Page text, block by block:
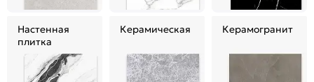
Настенная
плитка
Керамическая Керамогранит